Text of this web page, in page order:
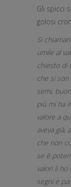
Gli spicci
golosi
Si
umile al
chiesto di
che si son
semi,
più mi ha
valore a
aveva già,
che non
se è
valori li ho
segni e